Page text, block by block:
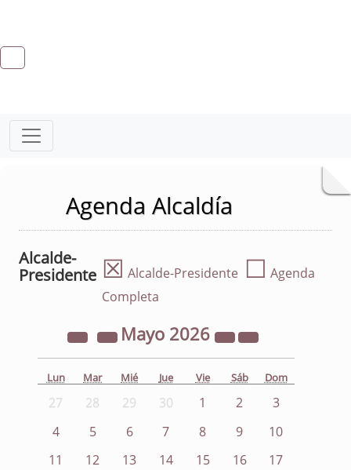
Agenda Alcaldía
Alcalde-
Presidente ☒ Alcalde-Presidente ☐ Agenda
Completa
Mayo 2026
Lun Mar Mié Jue Vie Sáb Dom
27 28 29 30 1 2
3
4
5 6 7 8 9
10
11
12 13 14 15 16
17